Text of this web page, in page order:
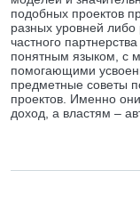
подобных проектов
разных уровней
частного
понятным языком, с
помогающими
предметные советы
проектов. Именно
доход, а властям –